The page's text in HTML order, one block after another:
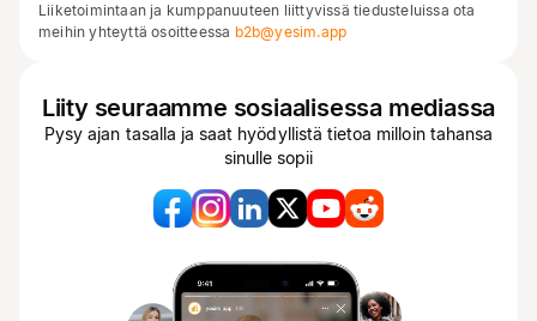
Liiketoimintaan ja kumppanuuteen liittyvissä tiedusteluissa ota
meihin yhteyttä osoitteessa b2b@yesim.app
Liity seuraamme sosiaalisessa mediassa
Pysy ajan tasalla ja saat hyödyllistä tietoa milloin tahansa
sinulle sopii